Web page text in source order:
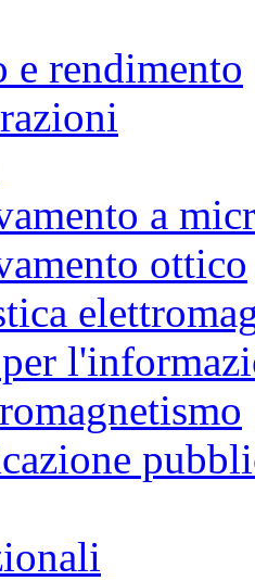
e rendimento
a
ottico